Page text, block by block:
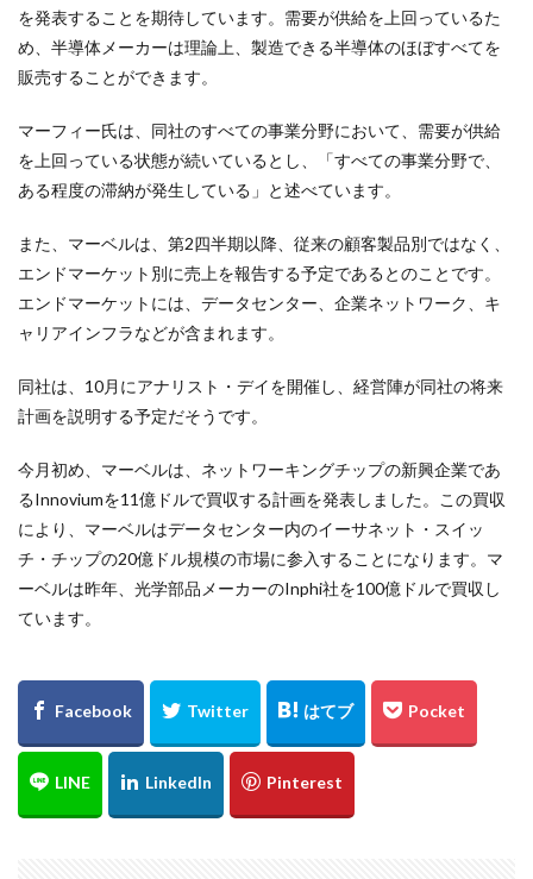
を発表することを期待しています。需要が供給を上回っているた
め、半導体メーカーは理論上、製造できる半導体のほぼすべてを
販売することができます。
マーフィー氏は、同社のすべての事業分野において、需要が供給
を上回っている状態が続いているとし、「すべての事業分野で、
ある程度の滞納が発生している」と述べています。
また、マーベルは、第2四半期以降、従来の顧客製品別ではなく、
エンドマーケット別に売上を報告する予定であるとのことです。
エンドマーケットには、データセンター、企業ネットワーク、キ
ャリアインフラなどが含まれます。
同社は、10月にアナリスト・デイを開催し、経営陣が同社の将来
計画を説明する予定だそうです。
今月初め、マーベルは、ネットワーキングチップの新興企業であ
るInnoviumを11億ドルで買収する計画を発表しました。この買収
により、マーベルはデータセンター内のイーサネット・スイッ
チ・チップの20億ドル規模の市場に参入することになります。マ
ーベルは昨年、光学部品メーカーのInphi社を100億ドルで買収し
ています。